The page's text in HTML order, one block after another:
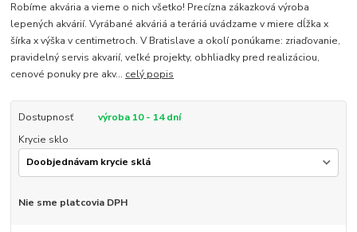
Robíme akvária a vieme o nich všetko! Precízna zákazková výroba
lepených akvárií. Vyrábané akváriá a teráriá uvádzame v miere dĺžka x
šírka x výška v centimetroch. V Bratislave a okolí ponúkame: zriaďovanie,
pravidelný servis akvarií, veľké projekty, obhliadky pred realizáciou,
cenové ponuky pre akv... celý popis
Dostupnosť
výroba 10 - 14 dní
Krycie sklo
Nie sme platcovia DPH